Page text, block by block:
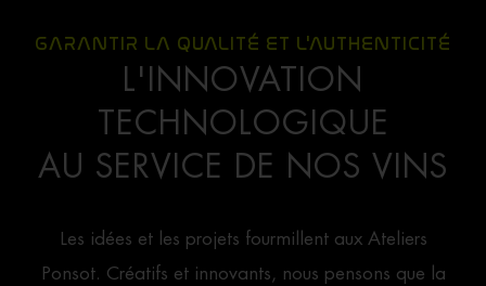
GARANTIR LA QUALITÉ ET L'AUTHENTICITÉ
L'INNOVATION
TECHNOLOGIQUE
AU SERVICE DE NOS VINS
Les idées et les projets fourmillent aux Ateliers
Ponsot. Créatifs et innovants, nous pensons que la